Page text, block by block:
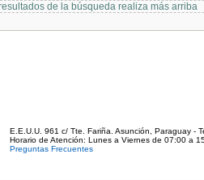
de la búsqueda realiza más arriba
E.E.U.U. 961 c/ Tte. Fariña. Asunción, Paraguay -
Horario de Atención: Lunes a Viernes de 07:00 a
Preguntas Frecuentes